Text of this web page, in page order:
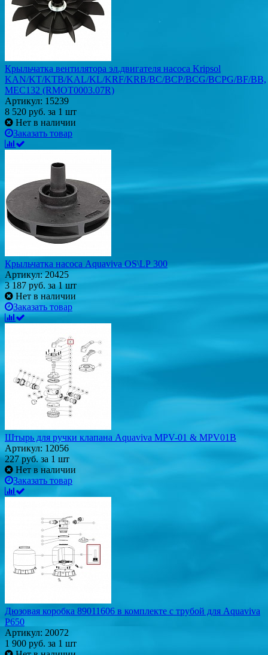
Крыльчатка вентилятора эл.двигателя насоса Kripsol
KAN/KT/KTB/KAL/KL/KRF/KRB/BC/BCP/BCG/BCPG/BF/BB,
MEC132 (RMOT0003.07R)
Артикул: 15239
8 520 руб. за 1 шт
Нет в наличии
Заказать товар
Крыльчатка насоса Aquaviva OS\LP 300
Артикул: 20425
3 187 руб. за 1 шт
Нет в наличии
Заказать товар
Штырь для ручки клапана Aquaviva MPV-01 & MPV01B
Артикул: 12056
227руб. за 1 шт
Нет в наличии
Заказать товар
Дюзовая коробка 89011606 в комплекте с трубой для Aquaviva
P650
Артикул: 20072
1 900 руб. за 1 шт